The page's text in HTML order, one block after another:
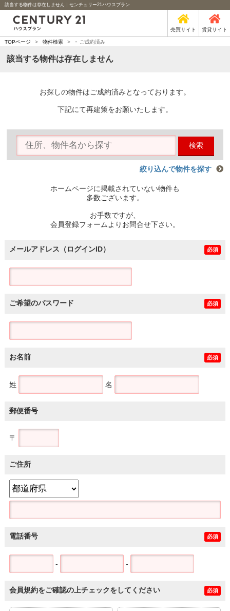
該当する物件は存在しません｜センチュリー21ハウスプラン
売買サイト 賃貸サイト
TOPページ > 物件検索 > - ご成約済み
該当する物件は存在しません
お探しの物件はご成約済みとなっております。
下記にて再建策をお願いたします。
検索
絞り込んで物件を探す
ホームページに掲載されていない物件も
多数ございます。
お手数ですが、
会員登録フォームよりお問合せ下さい。
メールアドレス（ログインID） 必須
ご希望のパスワード 必須
お名前 必須
姓 名
郵便番号
〒
ご住所
電話番号 必須
- -
会員規約をご確認の上チェックをしてください 必須